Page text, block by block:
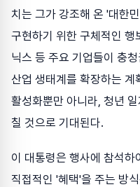
치는 그가 강조해 온 '대한
구현하기 위한 구체적인
닉스 등 주요 기업들이 충
산업 생태계를 확장하는 계
활성화뿐만 아니라, 청년
칠 것으로 기대된다.
이 대통령은 행사에 참석
직접적인 '혜택'을 주는 방